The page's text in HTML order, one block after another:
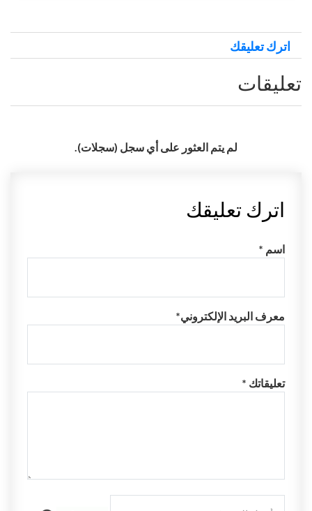
اترك تعليقك
تعليقات
لم يتم العثور على أي سجل (سجلات).
اترك تعليقك
اسم *
معرف البريد الإلكتروني*
تعليقاتك *